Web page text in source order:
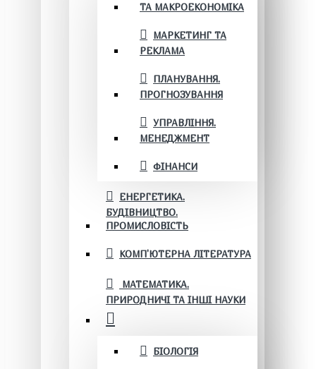
ТА МАКРОЕКОНОМІКА
МАРКЕТИНГ ТА
РЕКЛАМА
ПЛАНУВАННЯ.
ПРОГНОЗУВАННЯ
УПРАВЛІННЯ.
МЕНЕДЖМЕНТ
ФІНАНСИ
ЕНЕРГЕТИКА.
БУДІВНИЦТВО.
ПРОМИСЛОВІСТЬ
КОМП'ЮТЕРНА ЛІТЕРАТУРА
МАТЕМАТИКА.
ПРИРОДНИЧІ ТА ІНШІ НАУКИ
БІОЛОГІЯ